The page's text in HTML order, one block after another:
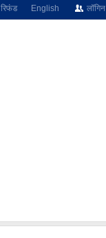
रिफंड English लॉगिन